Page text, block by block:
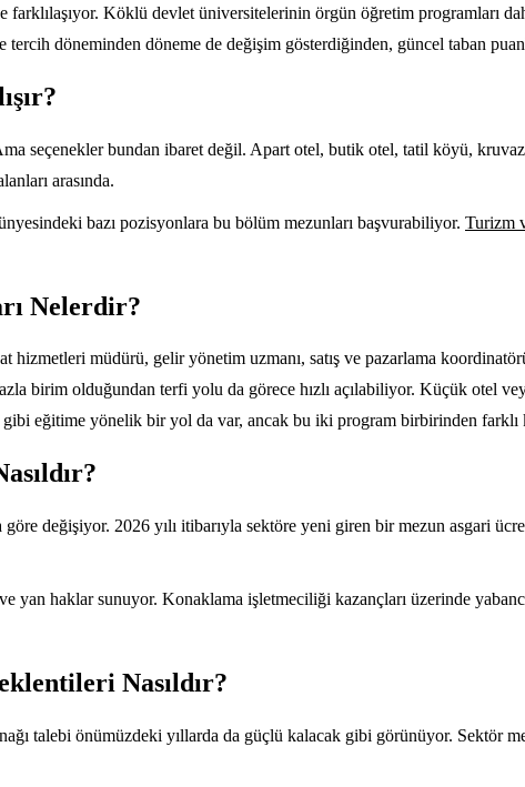
Köklü devlet üniversitelerinin örgün öğretim programları
döneminden döneme de değişim gösterdiğinden, güncel taban
seçenekler bundan ibaret değil. Apart otel, butik otel, tatil köyü,
arasında.
bazı pozisyonlara bu bölüm mezunları başvurabiliyor. Turizm
Nelerdir?
müdürü, gelir yönetim uzmanı, satış ve pazarlama
birim olduğundan terfi yolu da görece hızlı açılabiliyor. Küçük otel
gibi eğitime yönelik bir yol da var, ancak bu iki program birbirinden
değişiyor. 2026 yılı itibarıyla sektöre yeni giren bir mezun asgari
yan haklar sunuyor. Konaklama işletmeciliği kazançları üzerinde
Nasıldır?
talebi önümüzdeki yıllarda da güçlü kalacak gibi görünüyor. Sektör